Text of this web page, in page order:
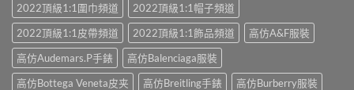
2022頂級1:1圍巾頻道
2022頂級1:1帽子頻道
2022頂級1:1皮帶頻道
2022頂級1:1飾品頻道
高仿A&F服裝
高仿Audemars.P手錶
高仿Balenciaga服裝
高仿Bottega Veneta皮夹
高仿Breitling手錶
高仿Burberry服裝